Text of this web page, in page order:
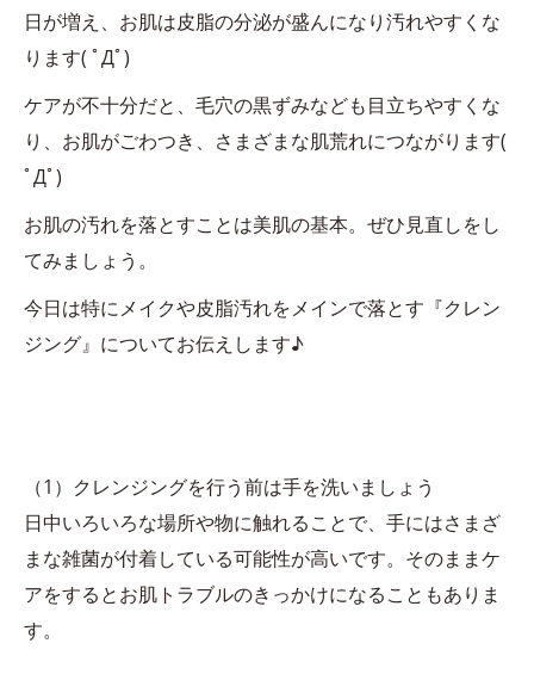
日が増え、お肌は皮脂の分泌が盛んになり汚れやすくな
ります( ﾟДﾟ)
ケアが不十分だと、毛穴の黒ずみなども目立ちやすくな
り、お肌がごわつき、さまざまな肌荒れにつながります(
ﾟДﾟ)
お肌の汚れを落とすことは美肌の基本。ぜひ見直しをし
てみましょう。
今日は特にメイクや皮脂汚れをメインで落とす『クレン
ジング』についてお伝えします♪
（1）クレンジングを行う前は手を洗いましょう
日中いろいろな場所や物に触れることで、手にはさまざ
まな雑菌が付着している可能性が高いです。そのままケ
アをするとお肌トラブルのきっかけになることもありま
す。